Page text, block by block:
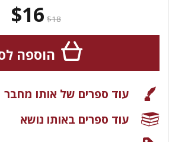
$18
$16
הוספה
עוד ספרים של אותו מחבר
עוד ספרים באותו נושא